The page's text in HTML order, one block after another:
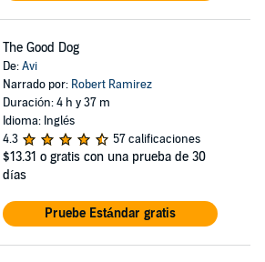
The Good Dog
De:Avi
Narrado por: Robert Ramirez
Duración: 4 h y 37 m
Idioma: Inglés
4.3
57 calificaciones
$13.31 o gratis con una prueba de 30
días
Pruebe Estándar gratis